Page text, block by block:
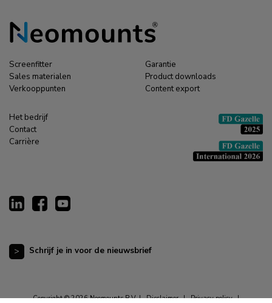
Screenfitter
Sales materialen
Verkooppunten
Garantie
Product downloads
Content export
Het bedrijf
Contact
Carrière
Schrijf je in voor de nieuwsbrief
Copyright © 2026 Neomounts B.V. | Disclaimer | Privacy policy |